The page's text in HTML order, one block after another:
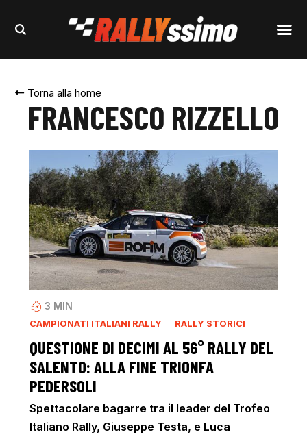
Torna alla home
FRANCESCO RIZZELLO
3 MIN
CAMPIONATI ITALIANI RALLY RALLY STORICI
QUESTIONE DI DECIMI AL 56° RALLY DEL
SALENTO: ALLA FINE TRIONFA
PEDERSOLI
Spettacolare bagarre tra il leader del Trofeo
Italiano Rally, Giuseppe Testa, e Luca